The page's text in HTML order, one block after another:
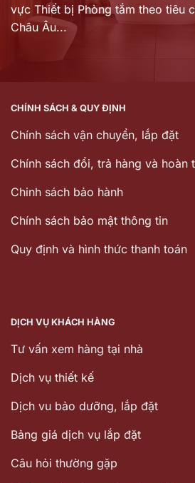
vực Thiết bị Phòng tắm theo tiêu
Châu Âu...
CHÍNH SÁCH & QUY ĐỊNH
Chính sách vận chuyển, lắp đặt
Chính sách đổi, trả hàng và hoàn
Chinh sách bảo hành
Chính sách bảo mật thông tin
Quy định và hình thức thanh toán
DỊCH VỤ KHÁCH HÀNG
Tư vấn xem hàng tại nhà
Dịch vụ thiết kế
Dịch vu bảo dưỡng, lắp đặt
Bảng giá dịch vụ lắp đặt
Câu hỏi thường gặp